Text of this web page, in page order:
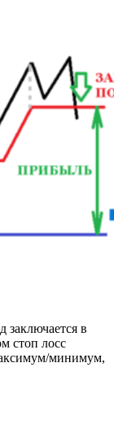
заключается в
стоп лосс
минимум,